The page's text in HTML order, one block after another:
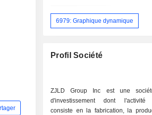
6979: Graphique dynamique
Profil Société
ZJLD Group Inc est une
d'investissement dont l'activité
consiste en la fabrication, la